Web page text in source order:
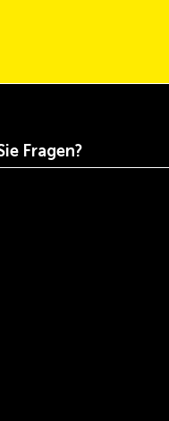
Fragen?